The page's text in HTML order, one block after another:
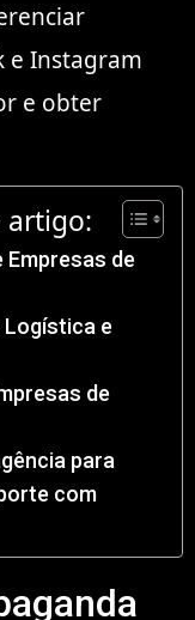
e Instagram
e obter
artigo:
Empresas de
Logística e
de
para
com